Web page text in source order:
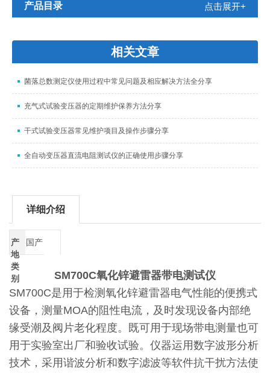
产品目录 点击展开+
相关文章
菌落总数测定仪使用过程中常见问题及相应解决方法全分享
充气式试验变压器的定期维护保养方法分享
干式试验变压器常见维护项目及操作步骤分享
全自动变压器直流电阻测试仪的正确使用步骤分享
详细介绍
产
地
类
别
国产
SM700C氧化锌避雷器带电测试仪
SM700C是用于检测氧化锌避雷器电气性能的便携式
设备，测量MOA的阻性电流，及时发现设备内部绝
缘受潮及阀片老化程度。既可用于现场带电测量也可
用于实验室出厂和验收试验。仪器运用数字波形分析
技术，采用谐波分析和数字滤波等软件抗干扰方法使